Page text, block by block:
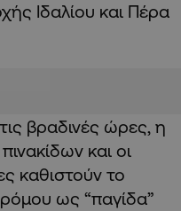
Ιδαλίου και Πέρα
βραδινές ώρες, η
και οι
καθιστούν το
ως “παγίδα”